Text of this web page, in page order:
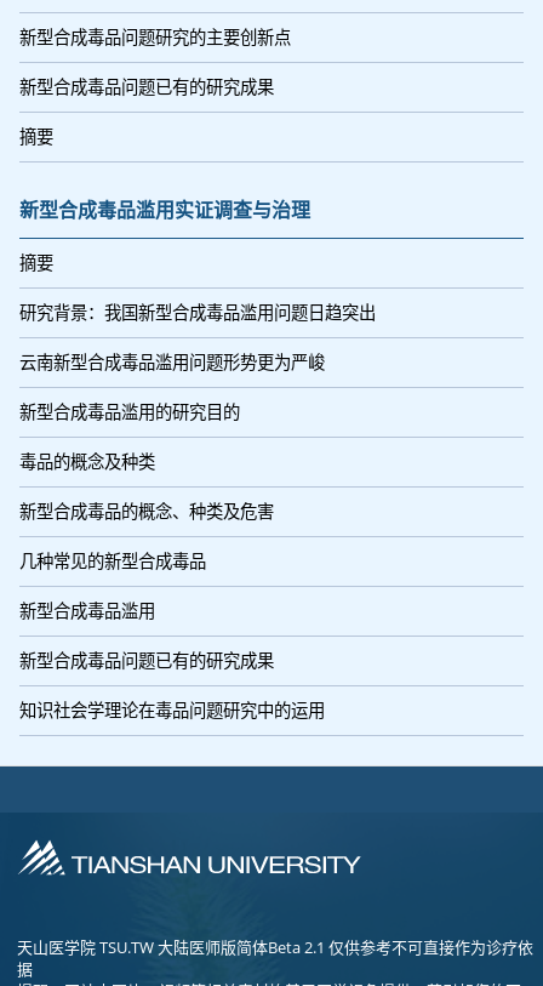
新型合成毒品问题研究的主要创新点
新型合成毒品问题已有的研究成果
摘要
新型合成毒品滥用实证调查与治理
摘要
研究背景：我国新型合成毒品滥用问题日趋突出
云南新型合成毒品滥用问题形势更为严峻
新型合成毒品滥用的研究目的
毒品的概念及种类
新型合成毒品的概念、种类及危害
几种常见的新型合成毒品
新型合成毒品滥用
新型合成毒品问题已有的研究成果
知识社会学理论在毒品问题研究中的运用
天山医学院 TSU.TW 大陆医师版简体Beta 2.1 仅供参考不可直接作为诊疗依
据